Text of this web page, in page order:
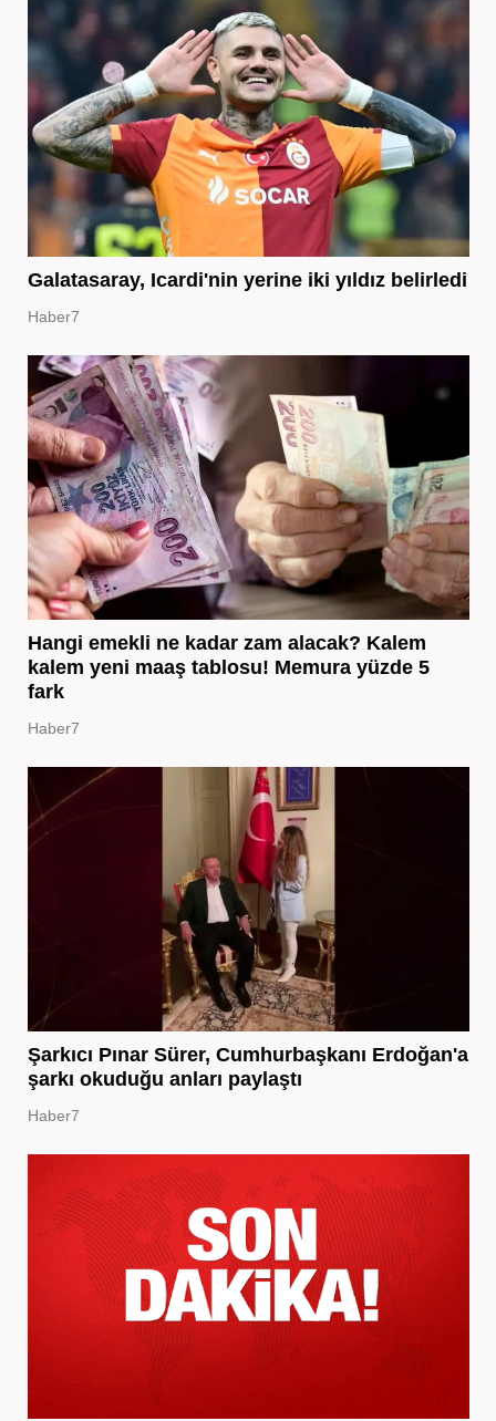
Galatasaray, Icardi'nin yerine iki yıldız belirledi
Haber7
Hangi emekli ne kadar zam alacak? Kalem
kalem yeni maaş tablosu! Memura yüzde 5
fark
Haber7
Şarkıcı Pınar Sürer, Cumhurbaşkanı Erdoğan'a
şarkı okuduğu anları paylaştı
Haber7